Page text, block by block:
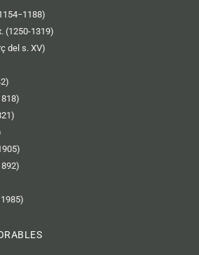
r
(1250-1319)
del s. XV)